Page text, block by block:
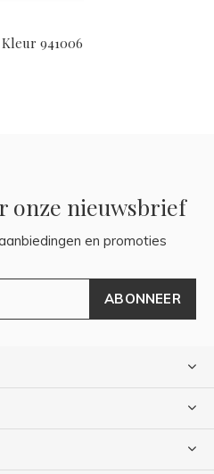
Kleur 941006
onze nieuwsbrief
en promoties
ABONNEER